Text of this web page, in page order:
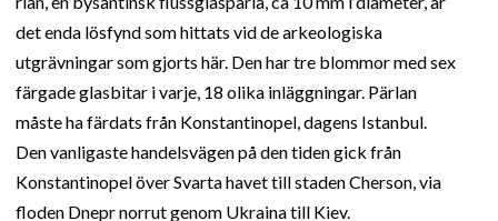
det enda lösfynd som hittats vid de arkeologiska
utgrävningar som gjorts här. Den har tre blommor med sex
färgade glasbitar i varje, 18 olika inläggningar. Pärlan
måste ha färdats från Konstantinopel, dagens Istanbul.
Den vanligaste handelsvägen på den tiden gick från
Konstantinopel över Svarta havet till staden Cherson, via
floden Dnepr norrut genom Ukraina till Kiev.